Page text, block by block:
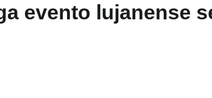
evento lujanense